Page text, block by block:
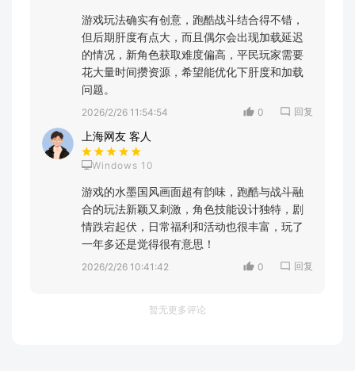
游戏玩法确实有创意，跑酷战斗结合得不错，
但后期肝度有点大，而且偶尔会出现加载延迟
的情况，新角色获取难度偏高，平民玩家需要
花大量时间攒资源，希望能优化下肝度和加载
问题。
2026/2/26 11:54:54 0 回复
上海网友 客人
Windows 10
游戏的水墨国风画面超有韵味，跑酷与战斗融
合的玩法新颖又刺激，角色技能设计独特，剧
情跌宕起伏，日常福利和活动也很丰富，玩了
一年多还是觉得很有意思！
2026/2/26 10:41:42 0 回复
暂无更多评论